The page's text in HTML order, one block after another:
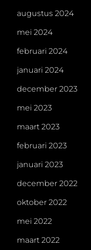
augustus 2024
mei 2024
februari 2024
januari 2024
december 2023
mei 2023
maart 2023
februari 2023
januari 2023
december 2022
oktober 2022
mei 2022
maart 2022